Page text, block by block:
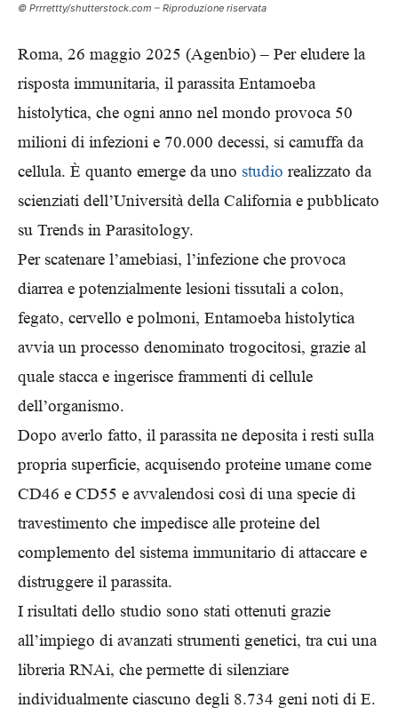
© Prrrettty/shutterstock.com – Riproduzione riservata
Roma, 26 maggio 2025 (Agenbio) – Per eludere la
risposta immunitaria, il parassita Entamoeba
histolytica, che ogni anno nel mondo provoca 50
milioni di infezioni e 70.000 decessi, si camuffa da
cellula. È quanto emerge da uno studio realizzato da
scienziati dell’Università della California e pubblicato
su Trends in Parasitology.
Per scatenare l’amebiasi, l’infezione che provoca
diarrea e potenzialmente lesioni tissutali a colon,
fegato, cervello e polmoni, Entamoeba histolytica
avvia un processo denominato trogocitosi, grazie al
quale stacca e ingerisce frammenti di cellule
dell’organismo.
Dopo averlo fatto, il parassita ne deposita i resti sulla
propria superficie, acquisendo proteine umane come
CD46 e CD55 e avvalendosi così di una specie di
travestimento che impedisce alle proteine del
complemento del sistema immunitario di attaccare e
distruggere il parassita.
I risultati dello studio sono stati ottenuti grazie
all’impiego di avanzati strumenti genetici, tra cui una
libreria RNAi, che permette di silenziare
individualmente ciascuno degli 8.734 geni noti di E.